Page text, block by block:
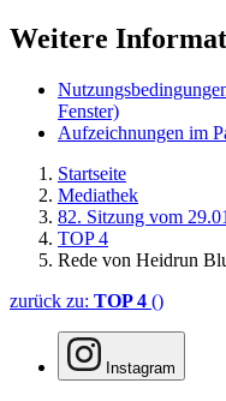
Weitere
Fenster)
Aufzeichnungen im
Startseite
Mediathek
82. Sitzung vom
TOP 4
Rede von Heidrun
zurück zu: TOP 4 ()
Instagram